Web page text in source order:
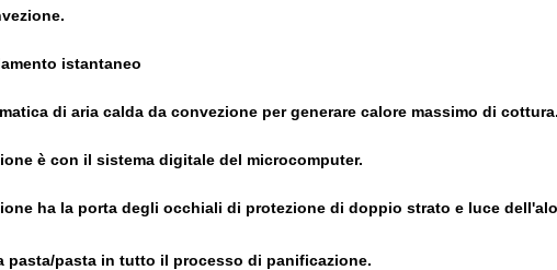
istantaneo
di aria calda da convezione per generare calore massimo di cottura.
è con il sistema digitale del microcomputer.
ha la porta degli occhiali di protezione di doppio strato e luce
pasta/pasta in tutto il processo di panificazione.